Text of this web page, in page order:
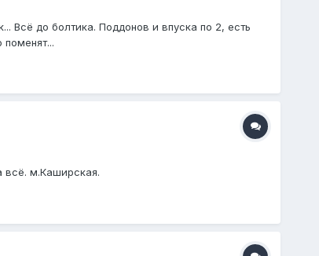
Всё до болтика. Поддонов и впуска по 2, есть
всё. м.Каширская.